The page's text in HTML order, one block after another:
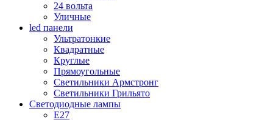
24 вольта
Уличные
led панели
Ультратонкие
Квадратные
Круглые
Прямоугольные
Светильники Армстронг
Светильники Грильято
Светодиодные лампы
E27